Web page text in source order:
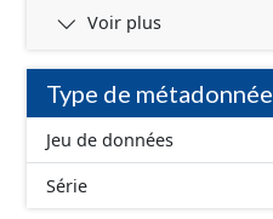
Voir plus
Type de métadonnée
Jeu de données
Série